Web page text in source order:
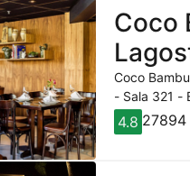
Coco
Coco
- Sala 321 -
4.8